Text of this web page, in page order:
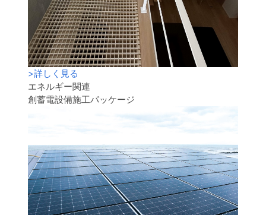
>詳しく見る
エネルギー関連
創蓄電設備施工パッケージ